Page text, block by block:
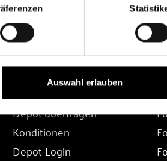
Auswahl erlauben
DEPOT
Depot übertragen
Konditionen
Depot-Login